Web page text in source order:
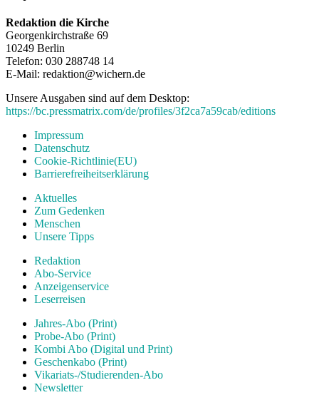
Redaktion die Kirche
Georgenkirchstraße 69
10249 Berlin
Telefon: 030 288748 14
E-Mail: redaktion@wichern.de
Unsere Ausgaben sind auf dem Desktop:
https://bc.pressmatrix.com/de/profiles/3f2ca7a59cab/editions
Impressum
Datenschutz
Cookie-Richtlinie(EU)
Barrierefreiheitserklärung
Aktuelles
Zum Gedenken
Menschen
Unsere Tipps
Redaktion
Abo-Service
Anzeigenservice
Leserreisen
Jahres-Abo (Print)
Probe-Abo (Print)
Kombi Abo (Digital und Print)
Geschenkabo (Print)
Vikariats-/Studierenden-Abo
Newsletter